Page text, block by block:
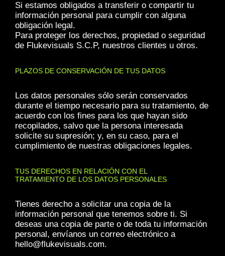
Si estamos obligados a transferir o compartir tu
información personal para cumplir con alguna
obligación legal.
Para proteger los derechos, propiedad o seguridad
de Flukevisuals S.C.P, nuestros clientes u otros.
PLAZOS DE CONSERVACIÓN DE TUS DATOS
Los datos personales sólo serán conservados
durante el tiempo necesario para su tratamiento, de
acuerdo con los fines para los que hayan sido
recopilados, salvo que la persona interesada
solicite su supresión; y, en su caso, para el
cumplimiento de nuestras obligaciones legales.
TUS DERECHOS EN RELACIÓN CON EL
TRATAMIENTO DE LOS DATOS PERSONALES
Tienes derecho a solicitar una copia de la
información personal que tenemos sobre ti. Si
deseas una copia de parte o de toda tu información
personal, envíanos un correo electrónico a
hello@flukevisuals.com.